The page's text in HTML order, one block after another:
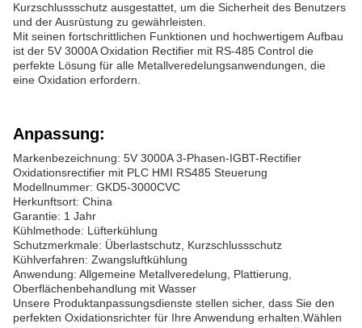
Kurzschlussschutz ausgestattet, um die Sicherheit des Benutzers
und der Ausrüstung zu gewährleisten.
Mit seinen fortschrittlichen Funktionen und hochwertigem Aufbau
ist der 5V 3000A Oxidation Rectifier mit RS-485 Control die
perfekte Lösung für alle Metallveredelungsanwendungen, die
eine Oxidation erfordern.
Anpassung:
Markenbezeichnung: 5V 3000A 3-Phasen-IGBT-Rectifier
Oxidationsrectifier mit PLC HMI RS485 Steuerung
Modellnummer: GKD5-3000CVC
Herkunftsort: China
Garantie: 1 Jahr
Kühlmethode: Lüfterkühlung
Schutzmerkmale: Überlastschutz, Kurzschlussschutz
Kühlverfahren: Zwangsluftkühlung
Anwendung: Allgemeine Metallveredelung, Plattierung,
Oberflächenbehandlung mit Wasser
Unsere Produktanpassungsdienste stellen sicher, dass Sie den
perfekten Oxidationsrichter für Ihre Anwendung erhalten.Wählen